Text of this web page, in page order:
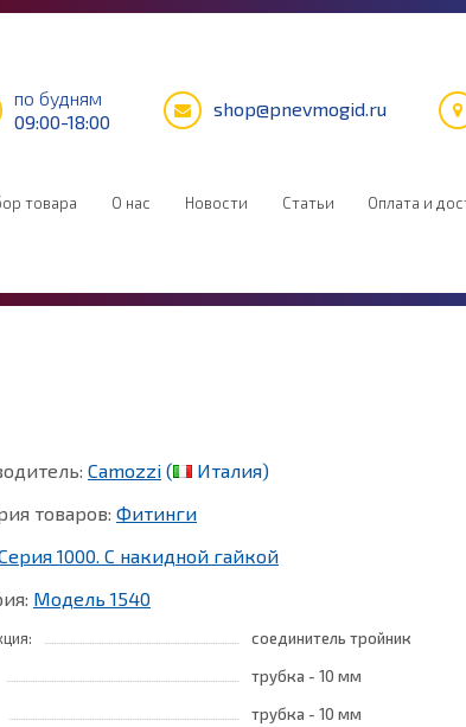
по будням
09:00-18:00
shop@pnevmogid.ru
товара О нас Новости Статьи Оплата и
Camozzi (
Италия)
товаров: Фитинги
1000. С накидной гайкой
Модель 1540
соединитель тройник
трубка - 10 мм
трубка - 10 мм